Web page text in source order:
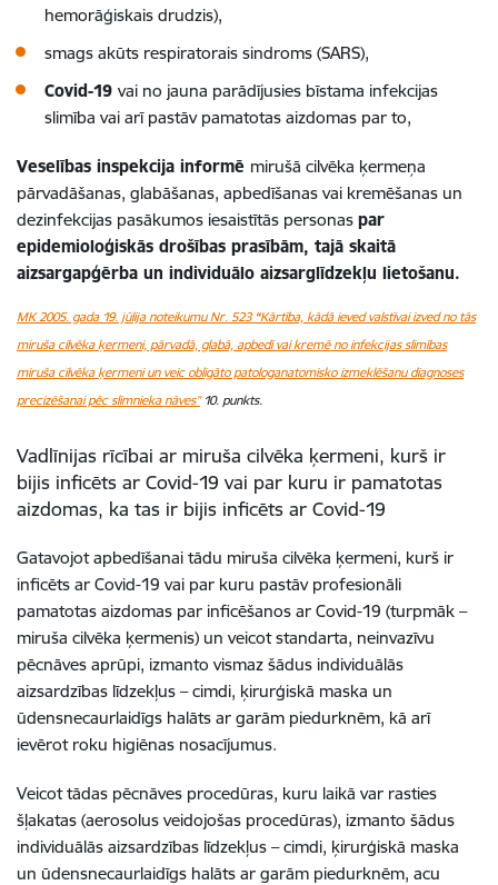
hemorāģiskais drudzis),
smags akūts respiratorais sindroms (SARS),
Covid-19 vai no jauna parādījusies bīstama infekcijas
slimība vai arī pastāv pamatotas aizdomas par to,
Veselības inspekcija informē mirušā cilvēka ķermeņa
pārvadāšanas, glabāšanas, apbedīšanas vai kremēšanas un
dezinfekcijas pasākumos iesaistītās personas par
epidemioloģiskās drošības prasībām, tajā skaitā
aizsargapģērba un individuālo aizsarglīdzekļu lietošanu.
MK 2005. gada 19. jūlija noteikumu Nr. 523“Kārtība, kādā ieved valstīvai izved no tās
miruša cilvēka ķermeni, pārvadā, glabā, apbedī vai kremē no infekcijas slimības
miruša cilvēka ķermeni un veic obligāto patologanatomisko izmeklēšanu diagnoses
precizēšanai pēc slimnieka nāves”10. punkts.
Vadlīnijas rīcībai ar miruša cilvēka ķermeni, kurš ir
bijis inficēts ar Covid-19 vai par kuru ir pamatotas
aizdomas, ka tas ir bijis inficēts ar Covid-19
Gatavojot apbedīšanai tādu miruša cilvēka ķermeni, kurš ir
inficēts ar Covid-19 vai par kuru pastāv profesionāli
pamatotas aizdomas par inficēšanos ar Covid-19 (turpmāk –
miruša cilvēka ķermenis) un veicot standarta, neinvazīvu
pēcnāves aprūpi, izmanto vismaz šādus individuālās
aizsardzības līdzekļus – cimdi, ķirurģiskā maska un
ūdensnecaurlaidīgs halāts ar garām piedurknēm, kā arī
ievērot roku higiēnas nosacījumus.
Veicot tādas pēcnāves procedūras, kuru laikā var rasties
šļakatas (aerosolus veidojošas procedūras), izmanto šādus
individuālās aizsardzības līdzekļus – cimdi, ķirurģiskā maska
un ūdensnecaurlaidīgs halāts ar garām piedurknēm, acu